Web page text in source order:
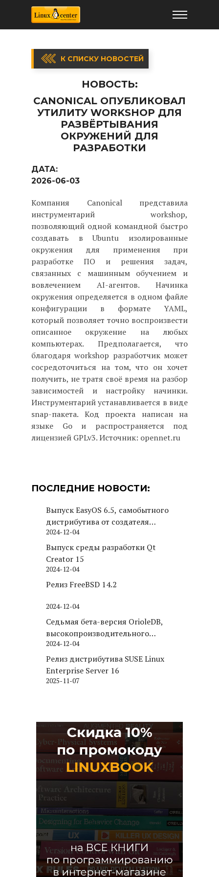
К СПИСКУ НОВОСТЕЙ
НОВОСТЬ:
CANONICAL ОПУБЛИКОВАЛ
УТИЛИТУ WORKSHOP ДЛЯ
РАЗВЁРТЫВАНИЯ
ОКРУЖЕНИЙ ДЛЯ
РАЗРАБОТКИ
ДАТА:
2026-06-03
Компания Canonical представила
инструментарий workshop,
позволяющий одной командной быстро
создавать в Ubuntu изолированные
окружения для применения при
разработке ПО и решения задач,
связанных с машинным обучением и
вовлечением AI-агентов. Начинка
окружения определяется в одном файле
конфигурации в формате YAML,
который позволяет точно воспроизвести
описанное окружение на любых
компьютерах. Предполагается, что
благодаря workshop разработчик может
сосредоточиться на том, что он хочет
получить, не тратя своё время на разбор
зависимостей и настройку начинки.
Инструментарий устанавливается в виде
snap-пакета. Код проекта написан на
языке Go и распространяется под
лицензией GPLv3. Источник: opennet.ru
ПОСЛЕДНИЕ НОВОСТИ:
Выпуск EasyOS 6.5, самобытного
дистрибутива от создателя
Puppy Linux
2024-12-04
Выпуск среды разработки Qt
Creator 15
2024-12-04
Релиз FreeBSD 14.2
2024-12-04
Седьмая бета-версия OrioleDB,
высокопроизводительного
движка хранения для PostgreSQL
2024-12-04
Релиз дистрибутива SUSE Linux
Enterprise Server 16
2025-11-07